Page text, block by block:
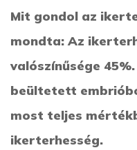
Mit gondol az
mondta: Az
valószínűsége
beültetett
most teljes
ikerterhesség.